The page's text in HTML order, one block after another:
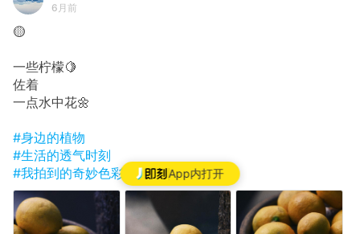
App内打开
6月前
🟡
一些柠檬🍋
佐着
一点水中花🌼
#身边的植物
#生活的透气时刻
#我拍到的奇妙色彩